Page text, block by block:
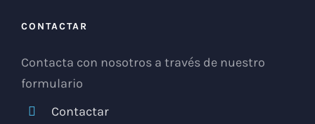
CONTACTAR
Contacta con nosotros a través de nuestro
formulario
Contactar